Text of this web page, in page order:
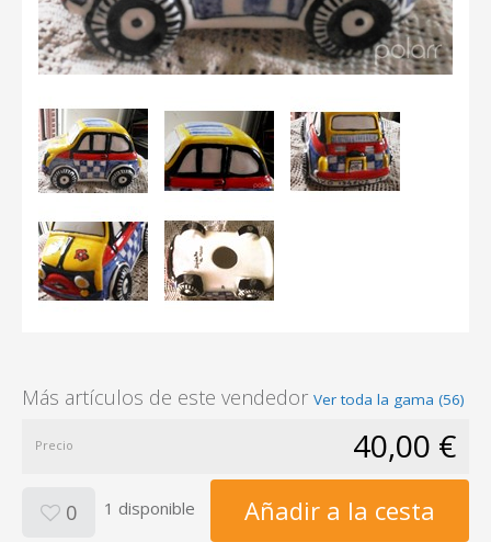
Más artículos de este vendedor Ver toda la gama (56)
Precio 40,00 €
0 1 disponible Añadir a la cesta